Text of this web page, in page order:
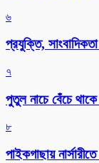
৬
প্রযুক্তি,
৭
পুতুল নাচে বেঁচে
৮
পাইকগাছায়